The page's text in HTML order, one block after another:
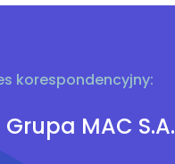
korespondencyjny:
Grupa MAC S.A.